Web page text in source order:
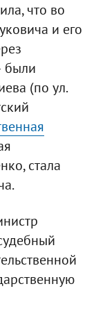
что во
и его
были
(по ул.
стала